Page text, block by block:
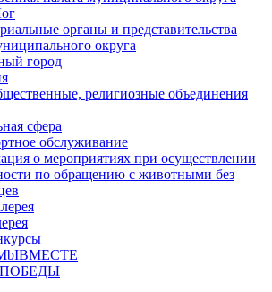
органы и представительства
округа
город
религиозные объединения
сфера
обслуживание
о мероприятиях при осуществлении
по обращению с животными без
ПОБЕДЫ